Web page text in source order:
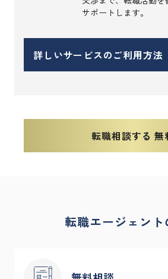
サポートします。
詳しいサービスのご利用方法
転職相談する 無
転職エージェント